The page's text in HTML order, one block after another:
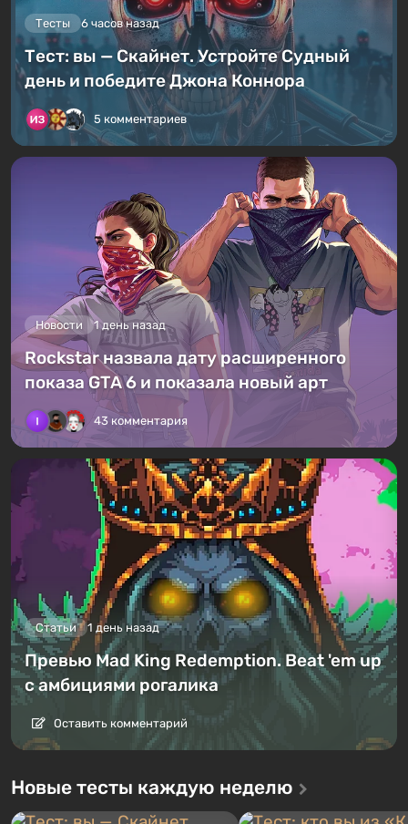
Тесты 6 часов назад
Тест: вы — Скайнет. Устройте Судный
день и победите Джона Коннора
5 комментариев
Новости 1 день назад
Rockstar назвала дату расширенного
показа GTA 6 и показала новый арт
43 комментария
Статьи 1 день назад
Превью Mad King Redemption. Beat 'em up
с амбициями рогалика
Оставить комментарий
Новые тесты каждую неделю